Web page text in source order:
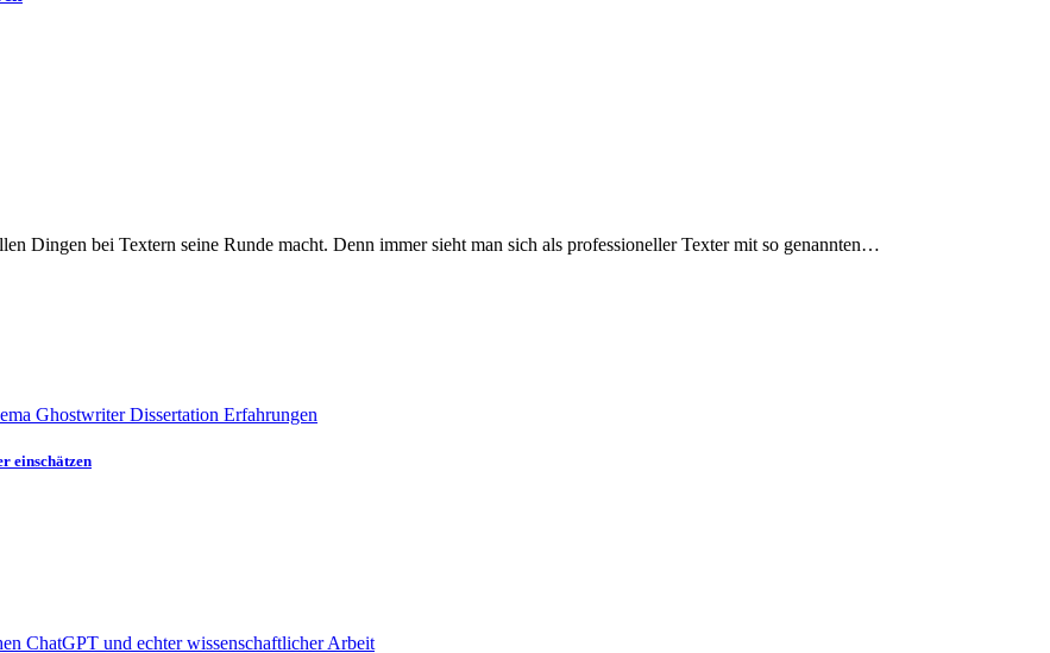
Dingen bei Textern seine Runde macht. Denn immer sieht man sich als professioneller Texter mit so genannten…
einschätzen